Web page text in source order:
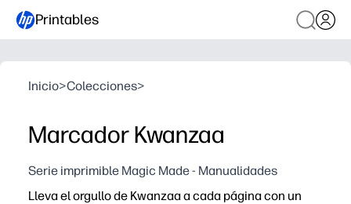
Printables
Inicio>Colecciones>
Marcador Kwanzaa
Serie imprimible Magic Made - Manualidades
Lleva el orgullo de Kwanzaa a cada página con un